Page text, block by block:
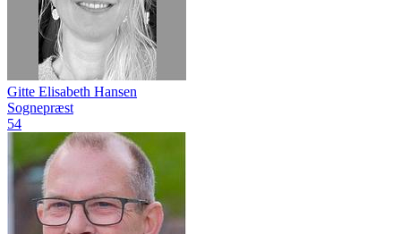
Gitte Elisabeth Hansen
Sognepræst
54